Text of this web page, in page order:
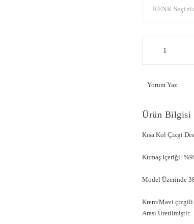
Yorum Yaz
Ürün Bilgisi
Kısa Kol Çizgi
Kumaş İçeriği:
Model Üzerinde
Krem/Mavi çizgili
Arası Üretilmiştir.